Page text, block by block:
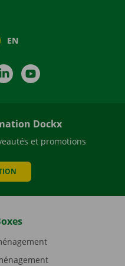
EN
LinkedIn
Dockx
et promotions